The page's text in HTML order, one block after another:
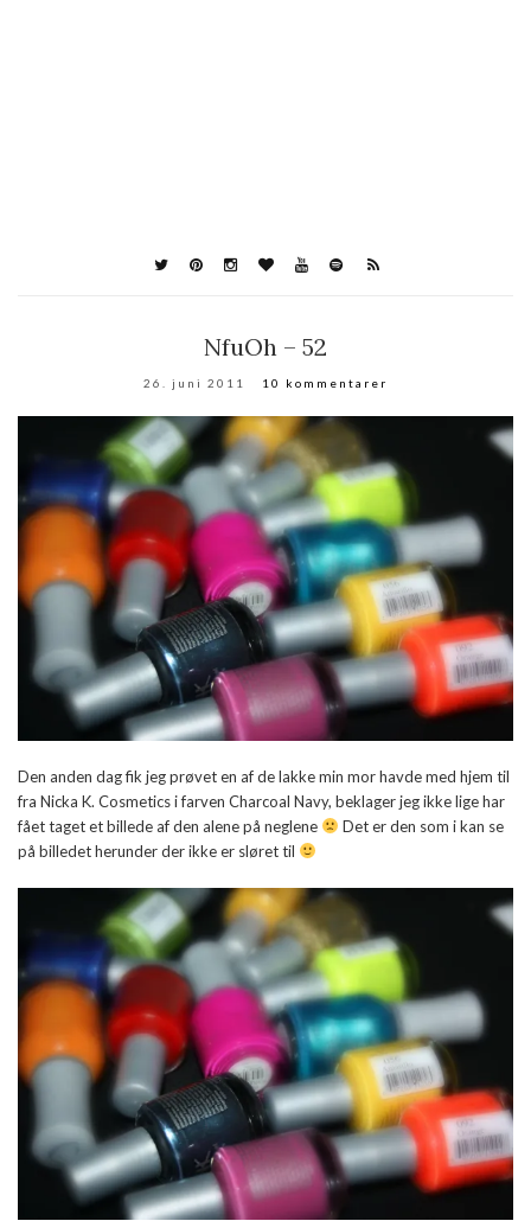
NfuOh – 52
26. juni 2011 10 kommentarer
Den anden dag fik jeg prøvet en af de lakke min mor havde med hjem til
fra Nicka K. Cosmetics i farven Charcoal Navy, beklager jeg ikke lige har
fået taget et billede af den alene på neglene
Det er den som i kan se
på billedet herunder der ikke er sløret til